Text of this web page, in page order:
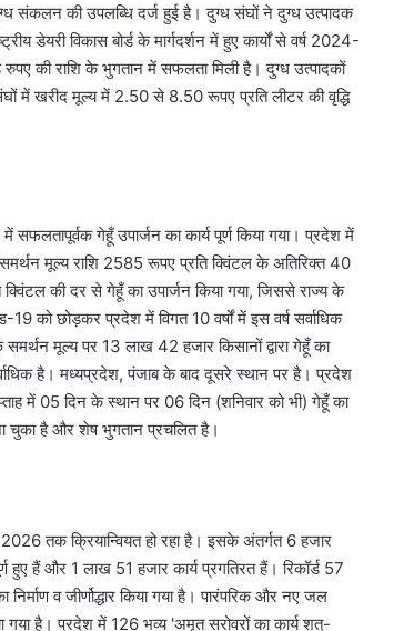
संकलन की उपलब्धि दर्ज हुई है। दुग्ध संघों ने दुग्ध उत्पादक
डेयरी विकास बोर्ड के मार्गदर्शन में हुए कार्यों से वर्ष 2024-
की राशि के भुगतान में सफलता मिली है। दुग्ध उत्पादकों
में खरीद मूल्य में 2.50 से 8.50 रूपए प्रति लीटर की वृद्धि
सफलतापूर्वक गेहूँ उपार्जन का कार्य पूर्ण किया गया। प्रदेश में
मूल्य राशि 2585 रूपए प्रति क्विंटल के अतिरिक्त 40
की दर से गेहूँ का उपार्जन किया गया, जिससे राज्य के
19 को छोड़कर प्रदेश में विगत 10 वर्षों में इस वर्ष सर्वाधिक
मूल्य पर 13 लाख 42 हजार किसानों द्वारा गेहूँ का
है। मध्यप्रदेश, पंजाब के बाद दूसरे स्थान पर है। प्रदेश
में 05 दिन के स्थान पर 06 दिन (शनिवार को भी) गेहूँ का
चुका है और शेष भुगतान प्रचलित है।
तक क्रियान्वियत हो रहा है। इसके अंतर्गत 6 हजार
हुए हैं और 1 लाख 51 हजार कार्य प्रगतिरत हैं। रिकॉर्ड 57
व जीर्णोद्धार किया गया है। पारंपरिक और नए जल
है। प्रदेश में 126 भव्य 'अमृत सरोवरों का कार्य शत्-